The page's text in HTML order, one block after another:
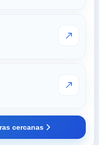
VER
VER
cercanas